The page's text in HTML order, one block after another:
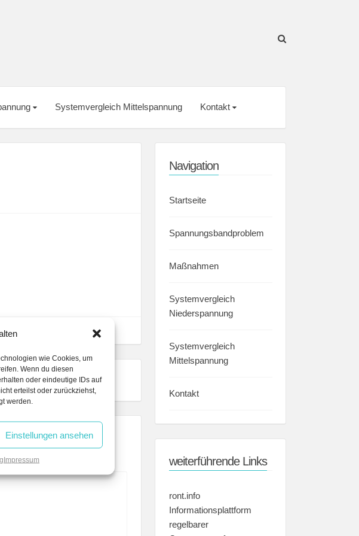
wie Cookies, um
Wenn du diesen
oder eindeutige IDs auf
erteilst oder zurückziehst,
werden.
Einstellungen ansehen
Impressum
Systemvergleich Mittelspannung Kontakt
Navigation
Startseite
Spannungsbandproblem
Maßnahmen
Systemvergleich
Niederspannung
Systemvergleich
Mittelspannung
Kontakt
weiterführende Links
ront.info
Informationsplattform
regelbarer